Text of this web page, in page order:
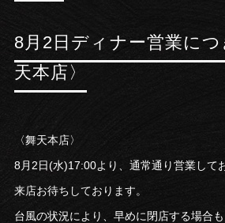
8月2日ディナー営業に
天本店〉
〈舞天本店〉
8月2日(水)17:00より、通常通り営業して
来店お待ちしております。
台風の状況により、早めに閉店する場合